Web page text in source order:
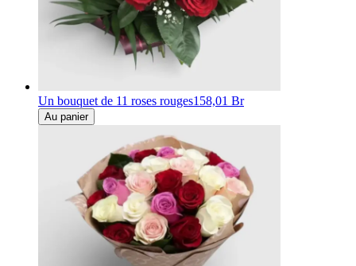
Un bouquet de 11 roses rouges158,01 Br
Au panier